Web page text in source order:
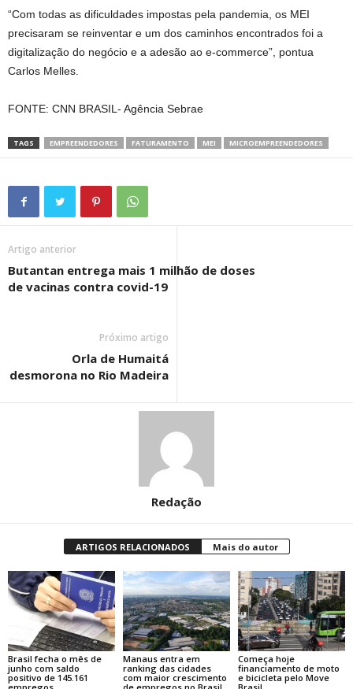
“Com todas as dificuldades impostas pela pandemia, os MEI
precisaram se reinventar e um dos caminhos encontrados foi a
digitalização do negócio e a adesão ao e-commerce”, pontua
Carlos Melles.
FONTE: CNN BRASIL- Agência Sebrae
TAGS EMPREENDEDORES FATURAMENTO MEI MICROEMPREENDEDORES
Artigo anterior
Butantan entrega mais 1 milhão de doses
de vacinas contra covid-19
Próximo artigo
Orla de Humaitá
desmorona no Rio Madeira
Redação
ARTIGOS RELACIONADOS Mais do autor
Brasil fecha o mês de
junho com saldo
positivo de 145.161
Manaus entra em
ranking das cidades
com maior crescimento
Começa hoje
financiamento de moto
e bicicleta pelo Move